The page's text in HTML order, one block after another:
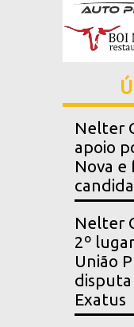
Nelter
apoio
Nova
Nelter
2º
União
Exatus